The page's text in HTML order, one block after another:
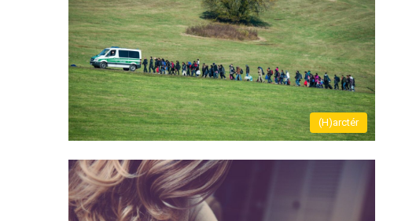
(H)arctér